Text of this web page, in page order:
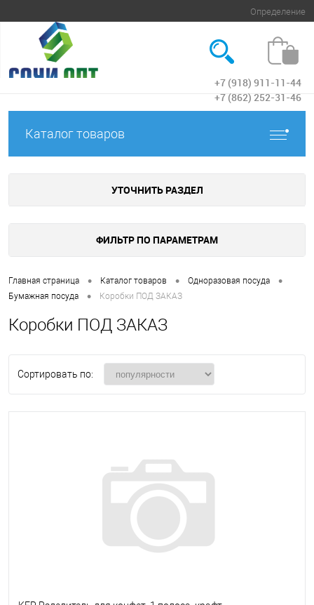
Определение
+7 (918) 911-11-44
+7 (862) 252-31-46
Каталог товаров
УТОЧНИТЬ РАЗДЕЛ
ФИЛЬТР ПО ПАРАМЕТРАМ
Главная страница • Каталог товаров • Одноразовая посуда •
Бумажная посуда • Коробки ПОД ЗАКАЗ
Коробки ПОД ЗАКАЗ
Сортировать по: